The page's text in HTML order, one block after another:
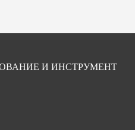
И ИНСТРУМЕНТ